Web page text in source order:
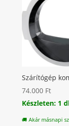
Szárítógép
74.000 Ft
Készleten: 1
🚚 Akár másnapi